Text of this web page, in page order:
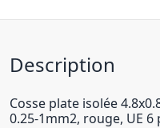
Description
Cosse plate isolée
0.25-1mm2, rouge, UE 6